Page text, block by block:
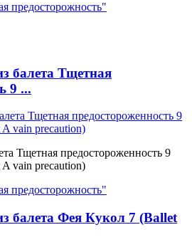
предосторожность"
балета Тщетная
9 ...
Тщетная предостороженность 9
vain precaution)
предосторожность"
балета Фея Кукол 7 (Ballet